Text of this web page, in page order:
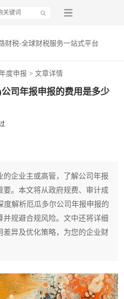
财税-全球财税服务一站式平台
度申报 > 文章详情
司年报申报的费用是多少
企业主或高管，了解公司年报
要。本文将从政府规费、审计成
度解析厄瓜多尔公司年报申报的
规避合规风险。文中还将详细
差异及优化策略，为您的企业财